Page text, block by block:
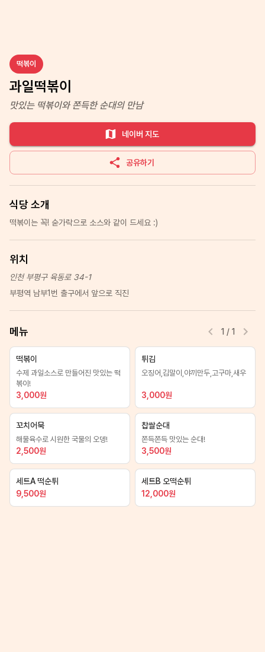
떡볶이
과일떡볶이
맛있는 떡볶이와 쫀득한 순대의 만남
네이버 지도
공유하기
식당 소개
떡볶이는 꼭! 숟가락으로 소스와 같이 드세요 :)
위치
인천 부평구 육동로 34-1
부평역 남부1번 출구에서 앞으로 직진
메뉴 1 / 1
떡볶이
수제 과일소스로 만들어진 맛있는 떡
볶이!
3,000원
튀김
오징어,김말이,야끼만두,고구마,새우
3,000원
꼬치어묵
해물육수로 시원한 국물의 오뎅!
2,500원
찹쌀순대
쫀득쫀득 맛있는 순대!
3,500원
세트A 떡순튀
9,500원
세트B 오떡순튀
12,000원